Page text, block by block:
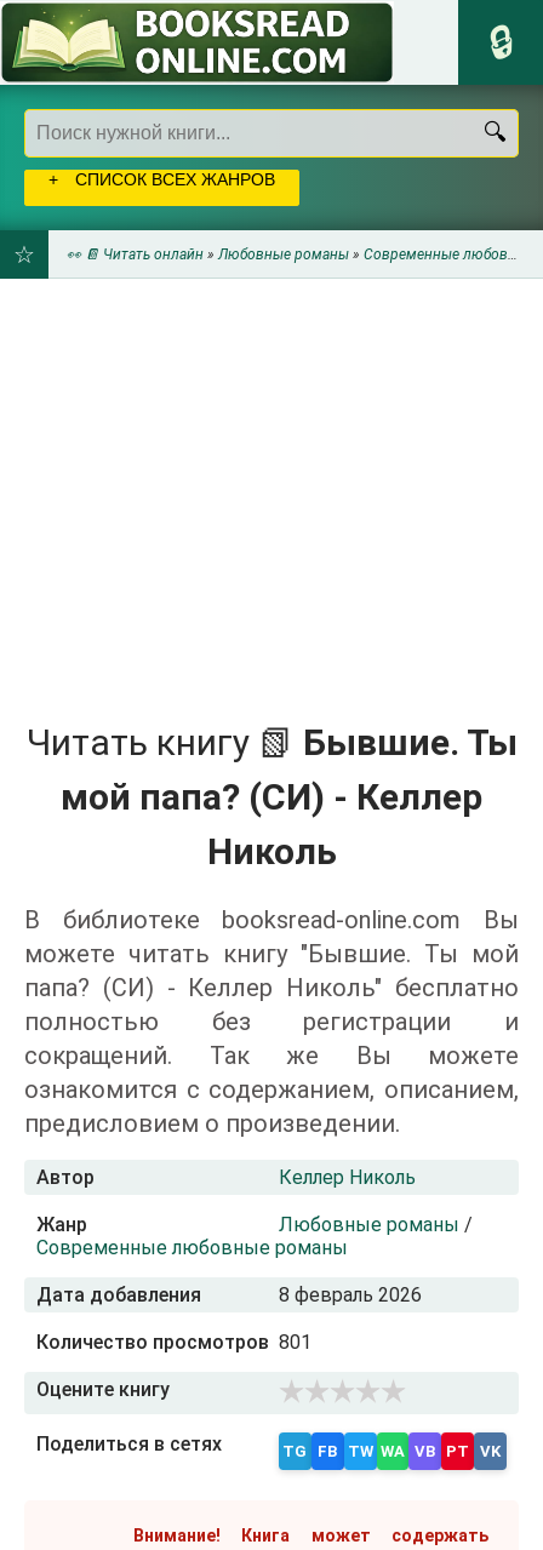
СПИСОК ВСЕХ ЖАНРОВ
👀 📔 Читать онлайн »Любовные романы » Современные любовные романы
Читать книгу 📗 Бывшие. Ты
мой папа? (СИ) - Келлер
Николь
В библиотеке booksread-online.com Вы
можете читать книгу "Бывшие. Ты мой
папа? (СИ) - Келлер Николь" бесплатно
полностью без регистрации и
сокращений. Так же Вы можете
ознакомится с содержанием, описанием,
предисловием о произведении.
Автор Келлер Николь
Жанр Любовные романы /
Современные любовные романы
Дата добавления 8 февраль 2026
Количество просмотров 801
Оцените книгу
Поделиться в сетях TG FB TW WA VB PT VK
Внимание! Книга может содержать